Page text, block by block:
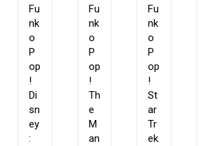
Fu
nk
o
P
op
!
Di
sn
ey
:
Fu
nk
o
P
op
!
Th
e
M
an
Fu
nk
o
P
op
!
St
ar
Tr
ek